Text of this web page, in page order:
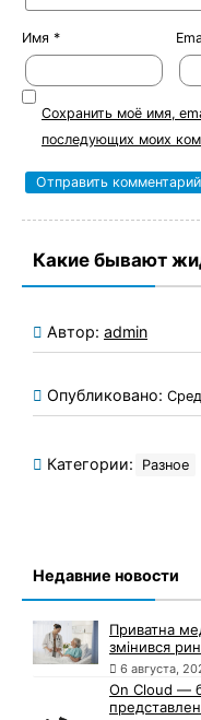
Имя *
Сохранить моё имя,
последующих моих
Какие бывают
Автор: admin
Опубликовано:
Категории: Разное
Недавние новости
Приватна
змінився
6 августа,
On Cloud —